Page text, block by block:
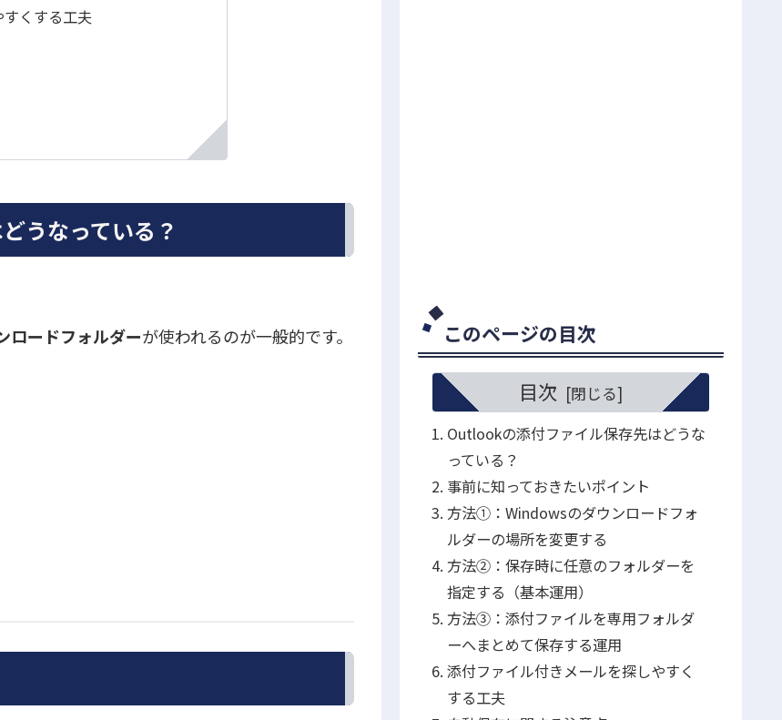
くする工夫
うなっている？
ードフォルダーが使われるのが一般的です。 このページの目次
目次
Outlookの添付ファイル保存先はどうな
っている？
事前に知っておきたいポイント
方法①：Windowsのダウンロードフォ
ルダーの場所を変更する
方法②：保存時に任意のフォルダーを
指定する（基本運用）
方法③：添付ファイルを専用フォルダ
ーへまとめて保存する運用
添付ファイル付きメールを探しやすく
する工夫